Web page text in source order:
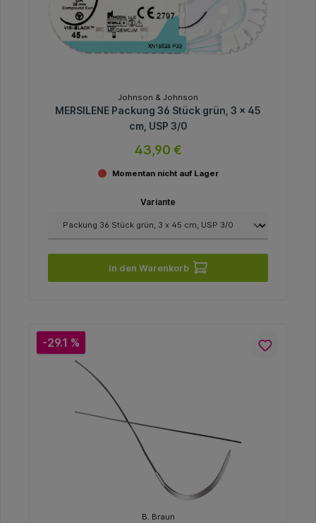
Johnson & Johnson
MERSILENE Packung 36 Stück grün, 3 x 45
cm, USP 3/0
43,90 €
Momentan nicht auf Lager
Variante
In den Warenkorb
-29.1 %
B. Braun